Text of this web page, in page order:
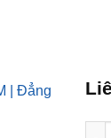
Độ